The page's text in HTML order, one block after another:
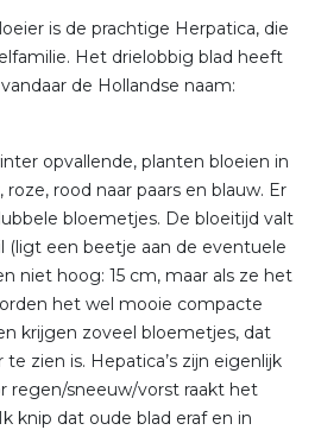
is de prachtige Herpatica, die
Het drielobbig blad heeft
de Hollandse naam:
opvallende, planten bloeien in
rood naar paars en blauw. Er
bloemetjes. De bloeitijd valt
(ligt een beetje aan de eventuele
niet hoog: 15 cm, maar als ze het
het wel mooie compacte
krijgen zoveel bloemetjes, dat
zien is. Hepatica’s zijn eigenlijk
regen/sneeuw/vorst raakt het
knip dat oude blad eraf en in